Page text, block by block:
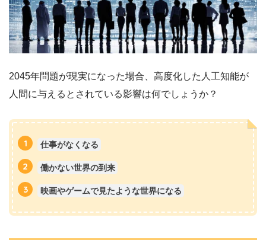
2045年問題が現実になった場合、高度化した人工知能が
人間に与えるとされている影響は何でしょうか？
仕事がなくなる
働かない世界の到来
映画やゲームで見たような世界になる